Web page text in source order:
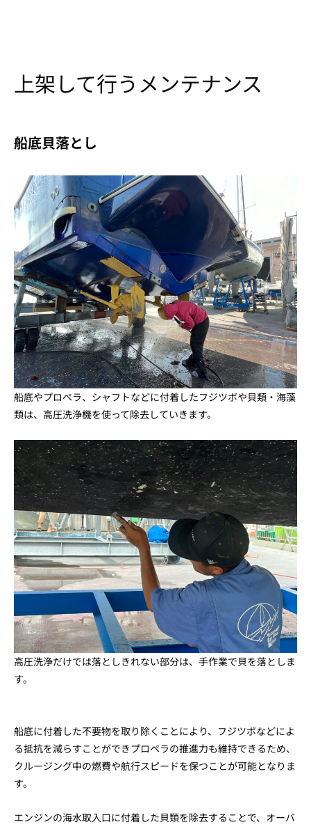
上架して行うメンテナンス
船底貝落とし
船底やプロペラ、シャフトなどに付着したフジツボや貝類・海藻
類は、高圧洗浄機を使って除去していきます。
高圧洗浄だけでは落としきれない部分は、手作業で貝を落としま
す。
船底に付着した不要物を取り除くことにより、フジツボなどによ
る抵抗を減らすことができプロペラの推進力も維持できるため、
クルージング中の燃費や航行スピードを保つことが可能となりま
す。
エンジンの海水取入口に付着した貝類を除去することで、オーバ